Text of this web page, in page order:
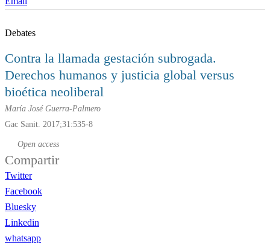
Debates
Contra la llamada gestación subrogada.
Derechos humanos y justicia global versus
bioética neoliberal
María José Guerra-Palmero
Gac Sanit. 2017;31:535-8
Open access
Compartir
Twitter
Facebook
Bluesky
Linkedin
whatsapp